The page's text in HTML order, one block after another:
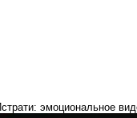
эмоциональное